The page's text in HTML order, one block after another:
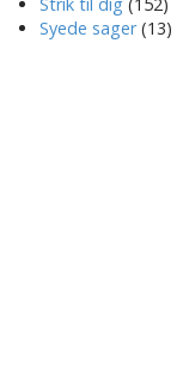
Syede sager(13)